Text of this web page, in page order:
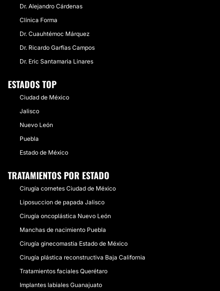
Dr. Alejandro Cárdenas
Clínica Forma
Dr. Cuauhtémoc Márquez
Dr. Ricardo Garfías Campos
Dr. Eric Santamaria Linares
ESTADOS TOP
Ciudad de México
Jalisco
Nuevo León
Puebla
Estado de México
TRATAMIENTOS POR ESTADO
Cirugía cornetes Ciudad de México
Liposuccion de papada Jalisco
Cirugía oncoplástica Nuevo León
Manchas de nacimiento Puebla
Cirugía ginecomastia Estado de México
Cirugía plástica reconstructiva Baja California
Tratamientos faciales Querétaro
Implantes labiales Guanajuato